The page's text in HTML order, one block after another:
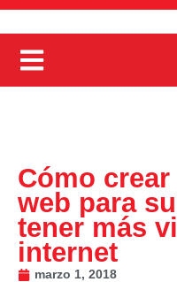
Cómo
web para
tener más
internet
marzo 1, 2018